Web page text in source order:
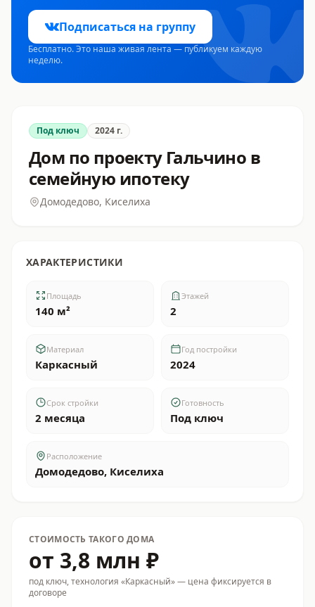
Подписаться на группу
Бесплатно. Это наша живая лента — публикуем каждую
неделю.
Под ключ 2024 г.
Дом по проекту Гальчино в
семейную ипотеку
Домодедово, Киселиха
ХАРАКТЕРИСТИКИ
Площадь
140 м²
Этажей
2
Материал
Каркасный
Год постройки
2024
Срок стройки
2 месяца
Готовность
Под ключ
Расположение
Домодедово, Киселиха
СТОИМОСТЬ ТАКОГО ДОМА
от 3,8 млн ₽
под ключ, технология «Каркасный»— цена фиксируется в
договоре